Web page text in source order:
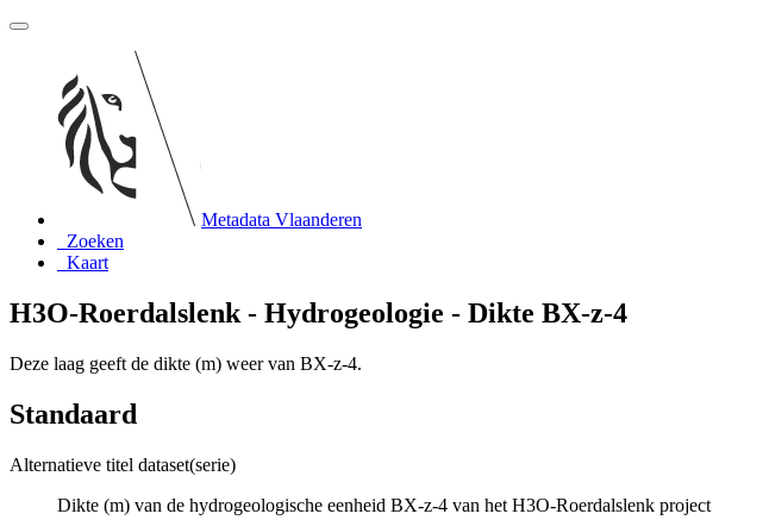
Metadata Vlaanderen
Zoeken
Kaart
H3O-Roerdalslenk - Hydrogeologie - Dikte BX-z-4
Deze laag geeft de dikte (m) weer van BX-z-4.
Standaard
Alternatieve titel dataset(serie)
Dikte (m) van de hydrogeologische eenheid BX-z-4 van het H3O-Roerdalslenk project